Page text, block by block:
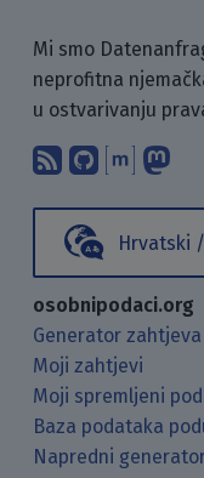
Mi smo
neprofitna
u ostvarivanju
Pretplati
Hrvatski
osobnipodaci.org
Generator zahtjeva
Moji zahtjevi
Moji spremljeni
Baza podataka
Napredni